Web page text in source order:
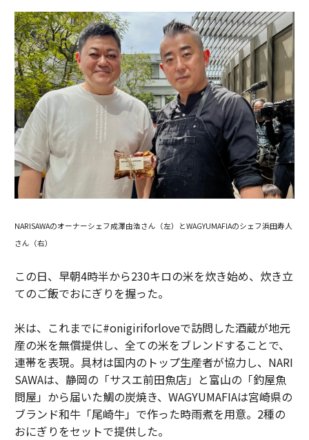
NARISAWAのオーナーシェフ成澤由浩さん（左）とWAGYUMAFIAのシェフ浜田寿人
さん（右）
この日、早朝4時半から230キロの米を炊き始め、炊き立
てのご飯でおにぎりを握った。
米は、これまでに#onigiriforloveで訪問した酒蔵が地元
産の米を無償提供し、全ての米をブレンドすることで、
連帯を表現。具材は国内のトップ生産者が協力し、NARI
SAWAは、静岡の「サスエ前田魚店」と富山の「釣屋魚
問屋」から届いた鯛の炭焼き、WAGYUMAFIAは宮崎県の
ブランド和牛「尾崎牛」で作った時雨煮を用意。2種の
おにぎりをセットで提供した。